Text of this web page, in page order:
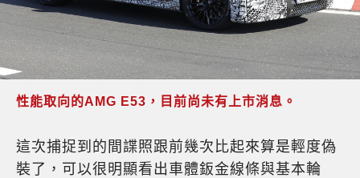
性能取向的AMG E53，目前尚未有上市消息。
這次捕捉到的間諜照跟前幾次比起來算是輕度偽
裝了，可以很明顯看出車體鈑金線條與基本輪